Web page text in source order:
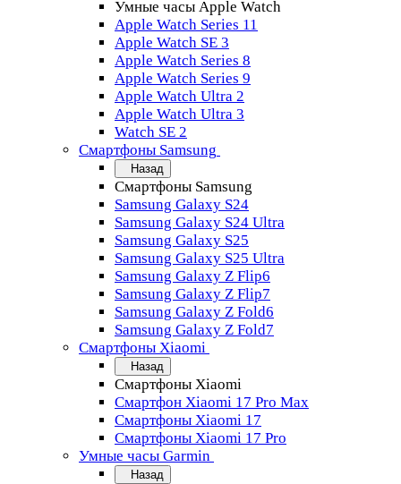
Умные часы Apple Watch
Apple Watch Series 11
Apple Watch SE 3
Apple Watch Series 8
Apple Watch Series 9
Apple Watch Ultra 2
Apple Watch Ultra 3
Watch SE 2
Смартфоны Samsung
Назад
Смартфоны Samsung
Samsung Galaxy S24
Samsung Galaxy S24 Ultra
Samsung Galaxy S25
Samsung Galaxy S25 Ultra
Samsung Galaxy Z Flip6
Samsung Galaxy Z Flip7
Samsung Galaxy Z Fold6
Samsung Galaxy Z Fold7
Смартфоны Xiaomi
Назад
Смартфоны Xiaomi
Смартфон Xiaomi 17 Pro Max
Смартфоны Xiaomi 17
Смартфоны Xiaomi 17 Pro
Умные часы Garmin
Назад